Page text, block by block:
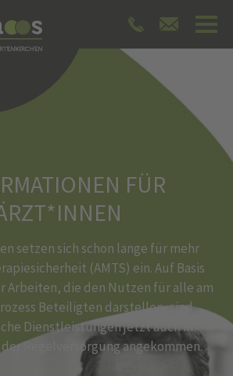
FÜR
setzen sich schon lange für mehr
(AMTS) ein. Auf Basis
Arbeiten, die den Nutzen für alle am
Beteiligten darstellen, sind
Dienstleistungen jetzt auch in
Regelversorgung angekommen.